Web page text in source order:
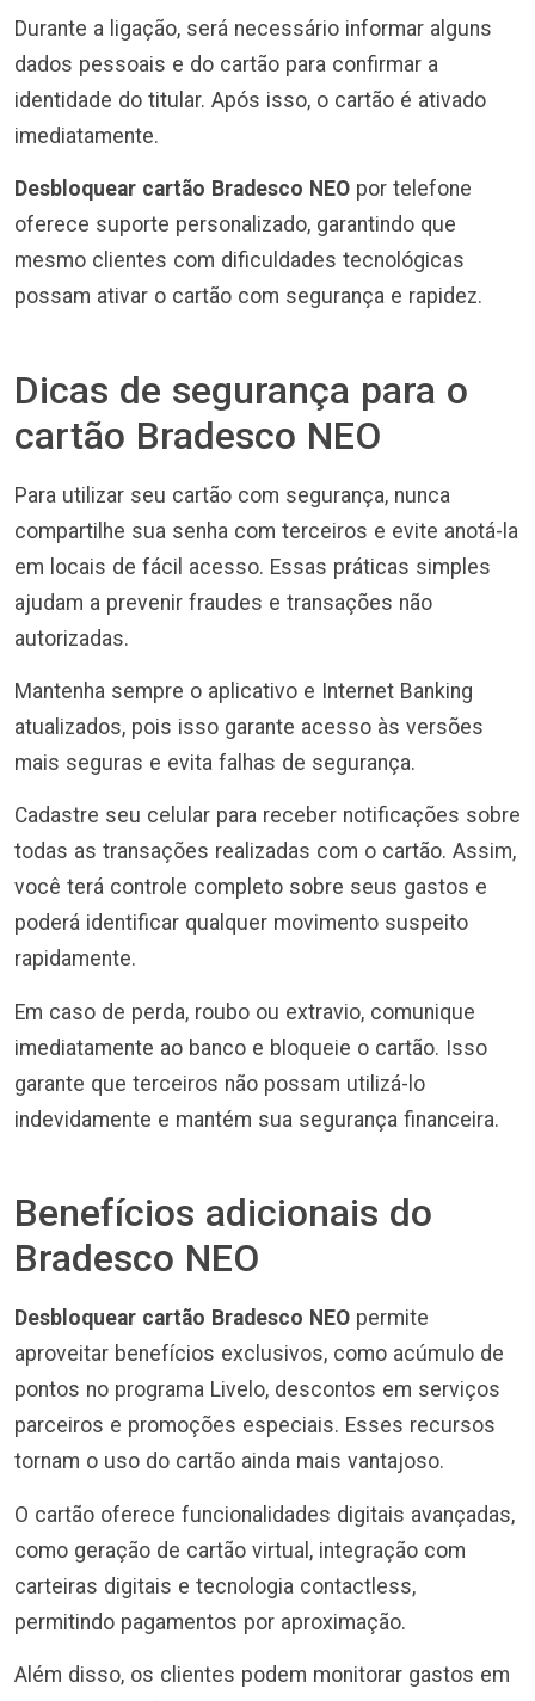
Durante a ligação, será necessário informar alguns
dados pessoais e do cartão para confirmar a
identidade do titular. Após isso, o cartão é ativado
imediatamente.
Desbloquear cartão Bradesco NEO por telefone
oferece suporte personalizado, garantindo que
mesmo clientes com dificuldades tecnológicas
possam ativar o cartão com segurança e rapidez.
Dicas de segurança para o
cartão Bradesco NEO
Para utilizar seu cartão com segurança, nunca
compartilhe sua senha com terceiros e evite anotá-la
em locais de fácil acesso. Essas práticas simples
ajudam a prevenir fraudes e transações não
autorizadas.
Mantenha sempre o aplicativo e Internet Banking
atualizados, pois isso garante acesso às versões
mais seguras e evita falhas de segurança.
Cadastre seu celular para receber notificações sobre
todas as transações realizadas com o cartão. Assim,
você terá controle completo sobre seus gastos e
poderá identificar qualquer movimento suspeito
rapidamente.
Em caso de perda, roubo ou extravio, comunique
imediatamente ao banco e bloqueie o cartão. Isso
garante que terceiros não possam utilizá-lo
indevidamente e mantém sua segurança financeira.
Benefícios adicionais do
Bradesco NEO
Desbloquear cartão Bradesco NEO permite
aproveitar benefícios exclusivos, como acúmulo de
pontos no programa Livelo, descontos em serviços
parceiros e promoções especiais. Esses recursos
tornam o uso do cartão ainda mais vantajoso.
O cartão oferece funcionalidades digitais avançadas,
como geração de cartão virtual, integração com
carteiras digitais e tecnologia contactless,
permitindo pagamentos por aproximação.
Além disso, os clientes podem monitorar gastos em